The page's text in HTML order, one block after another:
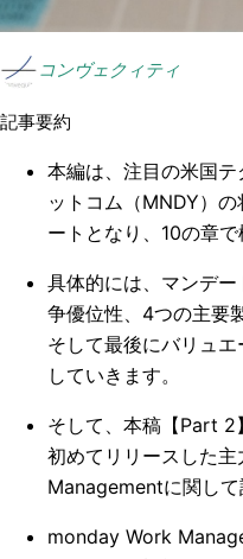
コンヴェクィティ
記事要約
本編は、注目の米国
ットコム（MNDY）
ートとなり、10の章
具体的には、マンデ
争優位性、4つの主要
そして最後にバリュ
していきます。
そして、本稿【Part 2
初めてリリースした
Managementに関して
monday Work